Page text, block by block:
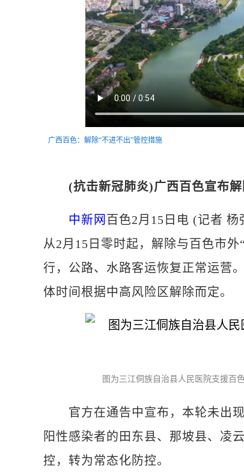
广西百色：解除“不进不出”管控措施
(抗击新冠肺炎)广西百色宣布
中新网 百色2月15日电 (记者
从2月15日零时起，解除与百色市
行，公路、水路客运恢复正常运营
体时间根据中高风险区解除而定。
图为三江侗族自治县人民医院支援
官方在通告中宣布，本轮未出现
阳性感染者的田东县、那坡县、凌
控，转为常态化防控。